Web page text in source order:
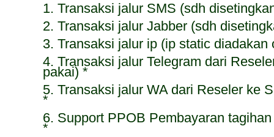
1. Transaksi jalur SMS (sdh
2. Transaksi jalur Jabber (sdh
3. Transaksi jalur ip (ip static diadakan
4. Transaksi jalur Telegram dari
pakai) *
5. Transaksi jalur WA dari Reseler ke
*
6. Support PPOB Pembayaran
*